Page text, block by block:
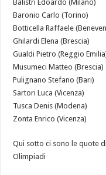
Balistri Edoardo (Milano)
Baronio Carlo (Torino)
Botticella Raffaele
Ghilardi Elena (Brescia)
Gualdi Pietro (Reggio
Musumeci Matteo (Brescia)
Pulignano Stefano (Bari)
Sartori Luca (Vicenza)
Tusca Denis (Modena)
Zonta Enrico (Vicenza)
Qui sotto ci sono le quote
Olimpiadi